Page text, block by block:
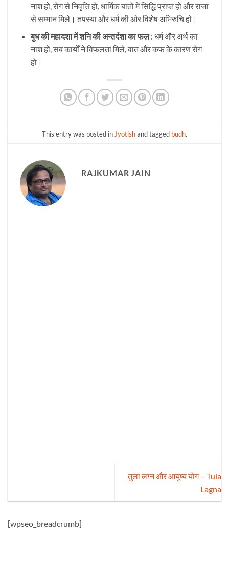
नाश हो, रोग से निवृत्ति हो, धार्मिक बातों में सिद्धि प्राप्त हो और राजा
से सम्मान मिले। तपस्या और धर्म की ओर विशेष अभिरुचि हो।
बुध की महादशा में शनि की अन्तर्दशा का फल: धर्म और अर्थ का
नाश हो, सब कार्यों ने विफलता मिले, वात और कफ के कारण रोग
हो।
This entry was posted in Jyotishand tagged budh.
RAJKUMAR JAIN
तुला लग्न और आयुष्य योग – Tula
Lagna
[wpseo_breadcrumb]